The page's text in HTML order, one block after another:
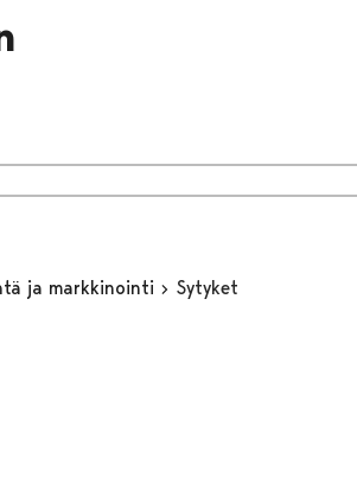
ja markkinointi Sytyket